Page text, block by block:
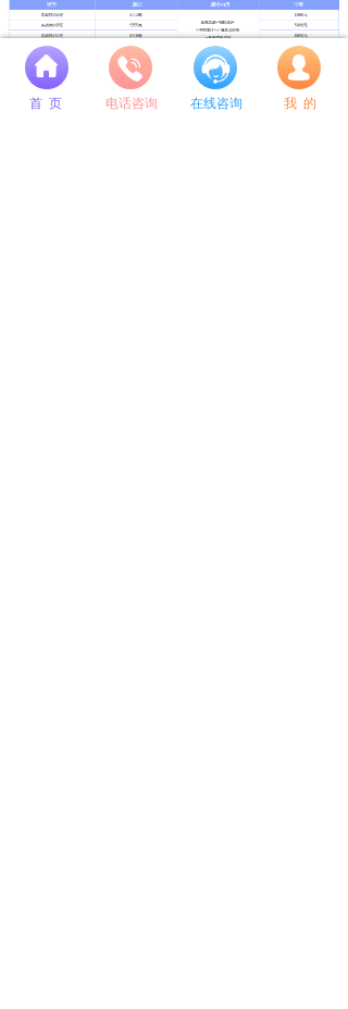
넙
首 页 电话咨询 在线咨询 我 的